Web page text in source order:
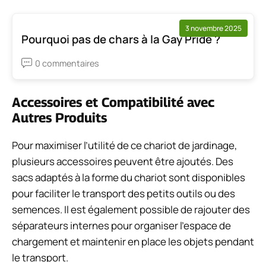
3 novembre 2025
Pourquoi pas de chars à la Gay Pride ?
0 commentaires
Accessoires et Compatibilité avec
Autres Produits
Pour maximiser l’utilité de ce chariot de jardinage,
plusieurs accessoires peuvent être ajoutés. Des
sacs adaptés à la forme du chariot sont disponibles
pour faciliter le transport des petits outils ou des
semences. Il est également possible de rajouter des
séparateurs internes pour organiser l’espace de
chargement et maintenir en place les objets pendant
le transport.